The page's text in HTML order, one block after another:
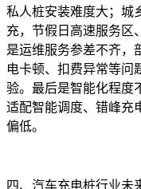
私人桩安装难度大；城
充，节假日高速服务区
是运维服务参差不齐，
电卡顿、扣费异常等问
验。最后是智能化程度
适配智能调度、错峰充
偏低。
四、汽车充电桩行业未